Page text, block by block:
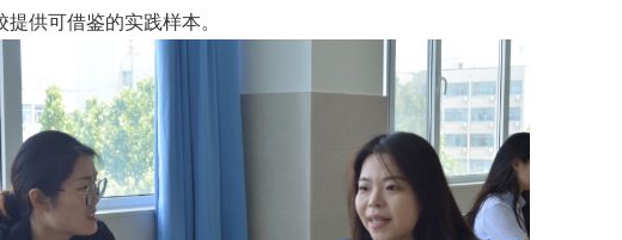
供可借鉴的实践样本。